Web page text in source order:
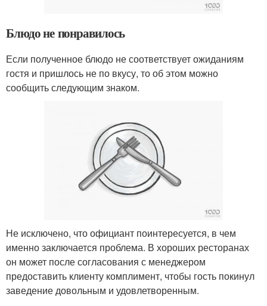
Блюдо не понравилось
Если полученное блюдо не соответствует ожиданиям
гостя и пришлось не по вкусу, то об этом можно
сообщить следующим знаком.
Не исключено, что официант поинтересуется, в чем
именно заключается проблема. В хороших ресторанах
он может после согласования с менеджером
предоставить клиенту комплимент, чтобы гость покинул
заведение довольным и удовлетворенным.